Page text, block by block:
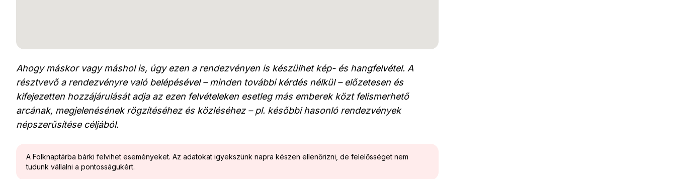
Ahogy máskor vagy máshol is, úgy ezen a rendezvényen is készülhet kép- és hangfelvétel. A
résztvevő a rendezvényre való belépésével – minden további kérdés nélkül – előzetesen és
kifejezetten hozzájárulását adja az ezen felvételeken esetleg más emberek közt felismerhető
arcának, megjelenésének rögzítéséhez és közléséhez – pl. későbbi hasonló rendezvények
népszerűsítése céljából.
A Folknaptárba bárki felvihet eseményeket. Az adatokat igyekszünk napra készen ellenőrizni, de felelősséget nem
tudunk vállalni a pontosságukért.